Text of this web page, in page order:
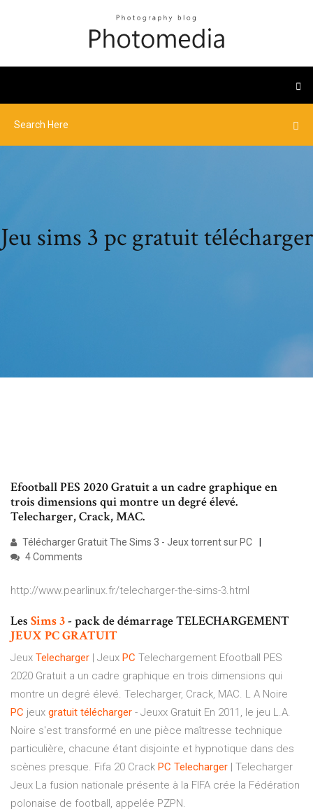
Jeu sims 3 pc gratuit télécharger
Efootball PES 2020 Gratuit a un cadre graphique en
trois dimensions qui montre un degré élevé.
Telecharger, Crack, MAC.
Télécharger Gratuit The Sims 3 - Jeux torrent sur PC
4 Comments
http://www.pearlinux.fr/telecharger-the-sims-3.html
Les Sims3- pack de démarrage TELECHARGEMENT
JEUX PCGRATUIT
Jeux Telecharger | Jeux PC Telechargement Efootball PES
2020 Gratuit a un cadre graphique en trois dimensions qui
montre un degré élevé. Telecharger, Crack, MAC. L A Noire
PC jeux gratuit télécharger - Jeuxx Gratuit En 2011, le jeu L.A.
Noire s'est transformé en une pièce maîtresse technique
particulière, chacune étant disjointe et hypnotique dans des
scènes presque. Fifa 20 Crack PC Telecharger | Telecharger
Jeux La fusion nationale présente à la FIFA crée la Fédération
polonaise de football, appelée PZPN.